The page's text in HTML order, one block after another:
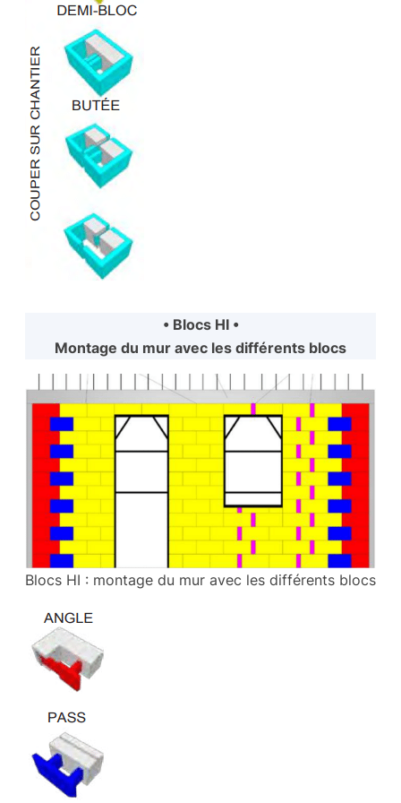
• Blocs HI •
Montage du mur avec les différents blocs
Blocs HI : montage du mur avec les différents blocs